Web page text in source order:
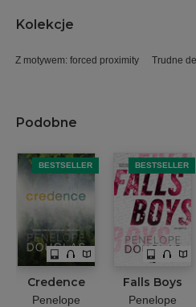
Kolekcje
Z motywem: forced proximity Trudne
Podobne
BESTSELLER
Credence
Penelope
BESTSELLER
Falls Boys
Penelope